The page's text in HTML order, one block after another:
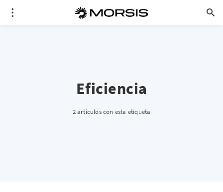
Eficiencia
2 artículos con esta etiqueta